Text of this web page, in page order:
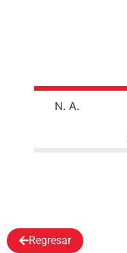
N. A.
Regresar